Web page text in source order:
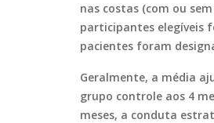
nas costas (com ou
participantes elegíveis
pacientes foram
Geralmente, a média
grupo controle aos 4
meses, a conduta